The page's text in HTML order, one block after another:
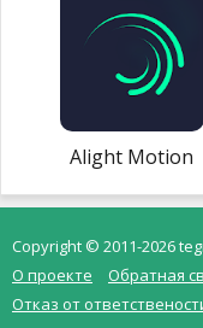
Alight Motion
Copyright © 2011-2026
О проекте
Обратная
Отказ от